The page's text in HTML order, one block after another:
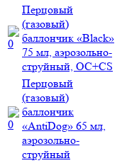
Перцовый
(газовый)
баллончик «Black»
75 мл, аэрозольно-
струйный, ОC+CS
Перцовый
(газовый)
баллончик
«AntiDog» 65 мл,
аэрозольно-
струйный